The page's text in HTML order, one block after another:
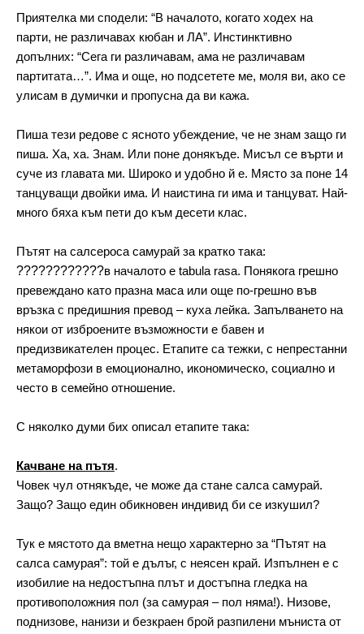
Приятелка ми сподели: “В началото, когато ходех на
парти, не различавах кюбан и ЛА”. Инстинктивно
допълних: “Сега ги различавам, ама не различавам
партитата…”. Има и още, но подсетете ме, моля ви, ако се
улисам в думички и пропусна да ви кажа.
Пиша тези редове с ясното убеждение, че не знам защо ги
пиша. Ха, ха. Знам. Или поне донякъде. Мисъл се върти и
суче из главата ми. Широко и удобно й е. Място за поне 14
танцуващи двойки има. И наистина ги има и танцуват. Най-
много бяха към пети до към десети клас.
????????????в началото е tabula rasa. Понякога грешно
превеждано като празна маса или още по-грешно във
връзка с предишния превод – куха лейка. Запълването на
някои от изброените възможности е бавен и
предизвикателен процес. Етапите са тежки, с непрестанни
метаморфози в емоционално, икономическо, социално и
често в семейно отношение.
С няколко думи бих описал етапите така:
Качване на пътя.
Човек чул отнякъде, че може да стане салса самурай.
Защо? Защо един обикновен индивид би се изкушил?
Тук е мястото да вметна нещо характерно за “Пътят на
салса самурая”: той е дълъг, с неясен край. Изпълнен е с
изобилие на недостъпна плът и достъпна гледка на
противоположния пол (за самурая – пол няма!). Низове,
поднизове, нанизи и безкраен брой разпилени мъниста от